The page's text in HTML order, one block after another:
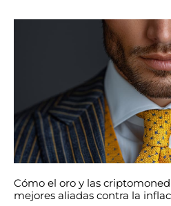
Cómo el oro y las
mejores aliadas contra la